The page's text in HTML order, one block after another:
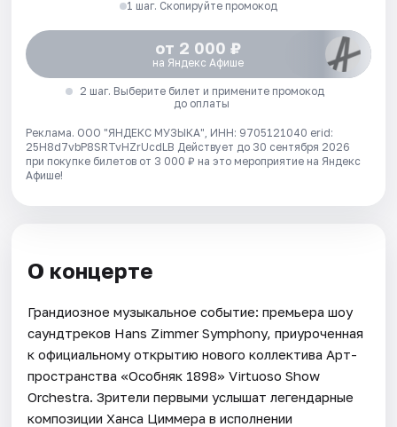
1 шаг. Скопируйте промокод
от 2 000 ₽
на Яндекс Афише
2 шаг. Выберите билет и примените промокод
до оплаты
Реклама. ООО "ЯНДЕКС МУЗЫКА", ИНН: 9705121040 erid:
25H8d7vbP8SRTvHZrUcdLB Действует до 30 сентября 2026
при покупке билетов от 3 000 ₽ на это мероприятие на Яндекс
Афише!
О концерте
Грандиозное музыкальное событие: премьера шоу
саундтреков Hans Zimmer Symphony, приуроченная
к официальному открытию нового коллектива Арт-
пространства «Особняк 1898» Virtuoso Show
Orchestra. Зрители первыми услышат легендарные
композиции Ханса Циммера в исполнении